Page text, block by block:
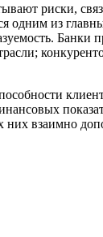
риски,
одним из
взаимно